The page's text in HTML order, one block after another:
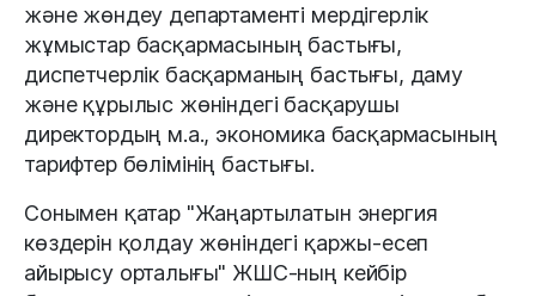
және жөндеу департаменті мердігерлік
жұмыстар басқармасының бастығы,
диспетчерлік басқарманың бастығы, даму
және құрылыс жөніндегі басқарушы
директордың м.а., экономика басқармасының
тарифтер бөлімінің бастығы.
Сонымен қатар "Жаңартылатын энергия
көздерін қолдау жөніндегі қаржы-есеп
айырысу орталығы" ЖШС-ның кейбір